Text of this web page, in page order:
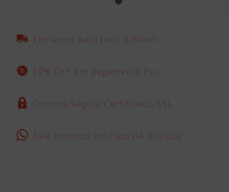
Enviamos para todo o Brasil
10% OFF em pagamento Pix
Compra Segura Certificado SSL
Fale conosco em caso de dúvidas